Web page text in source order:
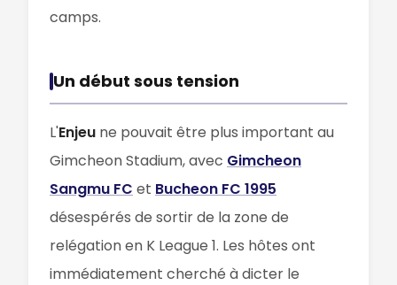
camps.
Un début sous tension
L'Enjeu ne pouvait être plus important au
Gimcheon Stadium, avec Gimcheon
Sangmu FC et Bucheon FC 1995
désespérés de sortir de la zone de
relégation en K League 1. Les hôtes ont
immédiatement cherché à dicter le